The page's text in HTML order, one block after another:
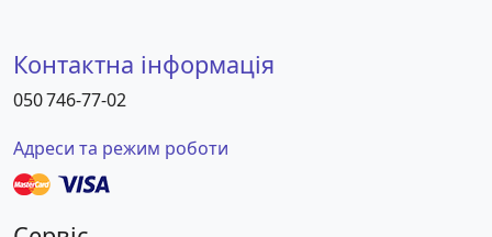
Контактна інформація
050 746-77-02
Адреси та режим роботи